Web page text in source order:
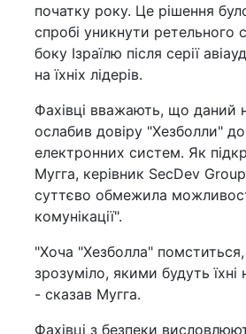
початку року. Це рішення
спробі уникнути ретельного
боку Ізраїлю після серії
на їхніх лідерів.
Фахівці вважають, що даний
ослабив довіру "Хезболли" до
електронних систем. Як
Мугга, керівник SecDev
суттєво обмежила
комунікації".
"Хоча "Хезболла" помститься,
зрозуміло, якими будуть їхні
- сказав Мугга.
Фахівці з безпеки